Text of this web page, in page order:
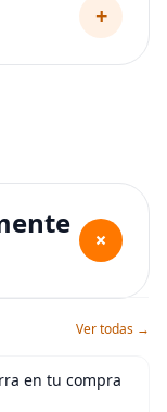
+
+
Ver todas →
en tu compra